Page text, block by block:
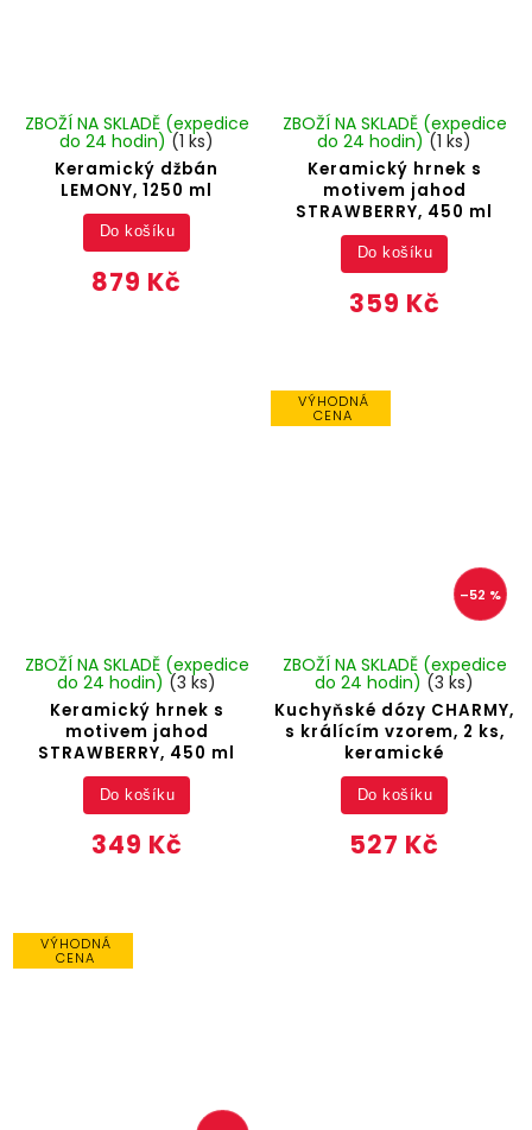
Keramický džbán
LEMONY, 1250 ml
ZBOŽÍ NA SKLADĚ (expedice
do 24 hodin)(1 ks)
879 Kč
Do košíku
Keramický hrnek s
motivem jahod
STRAWBERRY, 450 ml
ZBOŽÍ NA SKLADĚ (expedice
do 24 hodin)(1 ks)
359 Kč
Do košíku
Keramický hrnek s
motivem jahod
STRAWBERRY, 450 ml
ZBOŽÍ NA SKLADĚ (expedice
do 24 hodin) (3 ks)
349 Kč
Do košíku
VÝHODNÁ
CENA
–52 %
Kuchyňské dózy CHARMY,
s králícím vzorem, 2 ks,
keramické
ZBOŽÍ NA SKLADĚ (expedice
do 24 hodin) (3 ks)
527 Kč
Do košíku
VÝHODNÁ
CENA